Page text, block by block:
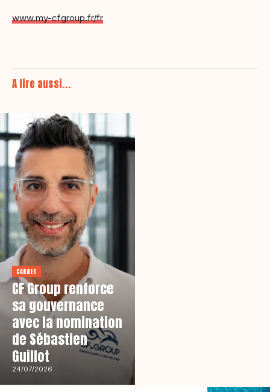
www.my-cfgroup.fr/fr
A lire aussi...
CARNET
CF Group renforce
sa gouvernance
avec la nomination
de Sébastien
Guillot
24/07/2026